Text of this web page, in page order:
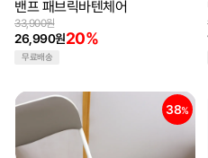
밴프 패브릭바텐체어
26,990원20%
33,900원
무료배송
38%